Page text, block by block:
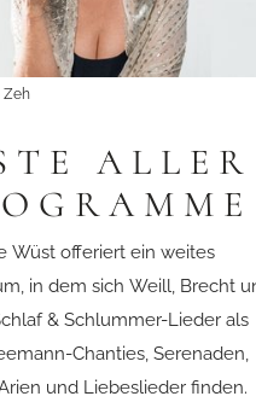
Zeh
ALLER
Wüst offeriert ein weites
in dem sich Weill, Brecht
& Schlummer-Lieder als
Chanties, Serenaden,
und Liebeslieder finden.